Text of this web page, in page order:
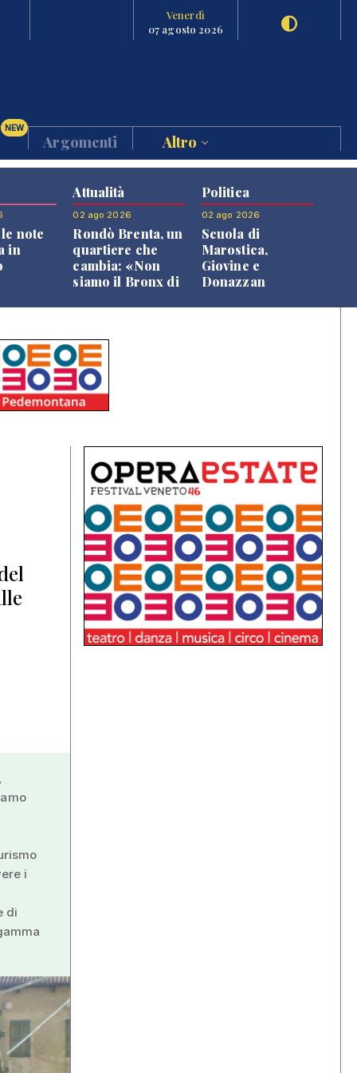
Venerdì
07 agosto 2026
NEW
Argomenti Altro
note
in
Attualità
02 ago 2026
Rondò Brenta, un
quartiere che
cambia: «Non
siamo il Bronx di
Politica
02 ago 2026
Scuola di
Marostica,
Giovine e
Donazzan
i
di